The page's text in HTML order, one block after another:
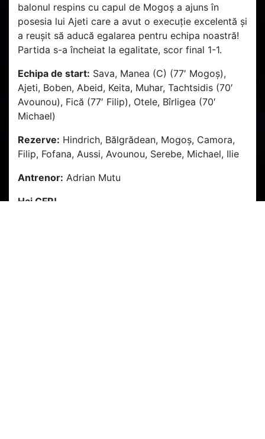
balonul respins cu capul de Mogoș a ajuns în
posesia lui Ajeti care a avut o execuție excelentă și
a reușit să aducă egalarea pentru echipa noastră!
Partida s-a încheiat la egalitate, scor final 1-1.
Echipa de start: Sava, Manea (C) (77′ Mogoș),
Ajeti, Boben, Abeid, Keita, Muhar, Tachtsidis (70′
Avounou), Fică (77′ Filip), Otele, Bîrligea (70′
Michael)
Rezerve: Hindrich, Bălgrădean, Mogoș, Camora,
Filip, Fofana, Aussi, Avounou, Serebe, Michael, Ilie
Antrenor: Adrian Mutu
Hai CFR!